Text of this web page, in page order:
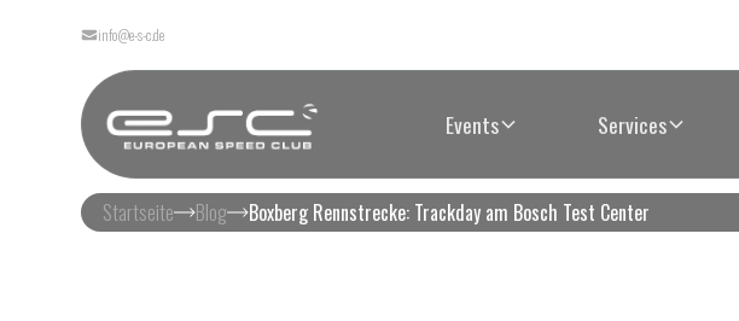
info@e-s-c.de
Events Services
Startseite Blog Boxberg Rennstrecke: Trackday am Bosch Test Center